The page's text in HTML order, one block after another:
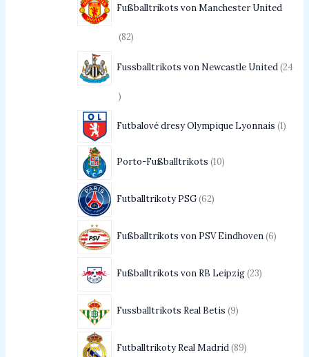
Fußballtrikots von Manchester United
82
Fussballtrikots von Newcastle United 24
Futbalové dresy Olympique Lyonnais 1
Porto-Fußballtrikots 10
Futballtrikoty PSG 62
Fußballtrikots von PSV Eindhoven 6
Fußballtrikots von RB Leipzig 23
Fussballtrikots Real Betis 9
Futballtrikoty Real Madrid 89